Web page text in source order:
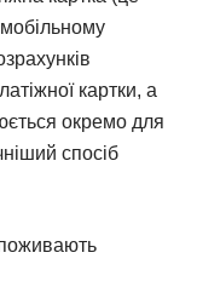
картки, а
окремо для
спосіб